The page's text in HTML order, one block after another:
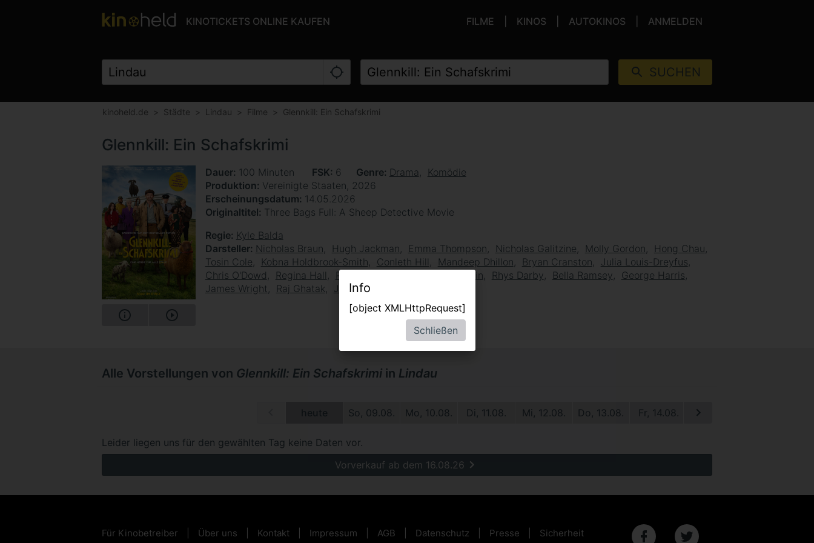
KINOTICKETS ONLINE KAUFEN FILME KINOS AUTOKINOS ANMELDEN
SUCHEN
kinoheld.de Städte Lindau Filme Glennkill: Ein Schafskrimi
Glennkill: Ein Schafskrimi
Dauer 100 Minuten FSK 6 Genre Drama
Komödie
Produktion Vereinigte Staaten, 2026
Erscheinungsdatum 14.05.2026
Originaltitel Three Bags Full: A Sheep Detective Movie
Regie Kyle Balda
Darsteller Nicholas Braun Hugh Jackman Emma Thompson Nicholas Galitzine Molly Gordon
Hong Chau
Tosin Cole
Kobna Holdbrook-Smith Conleth Hill Mandeep Dhillon Bryan Cranston
Julia Louis-Dreyfus
Chris O'Dowd
Regina Hall Patrick Stewart Brett Goldstein Rhys Darby Bella Ramsey
George Harris
James Wright
Raj Ghatak Joshua Hill
Alle Vorstellungen von Glennkill: Ein Schafskrimi in Lindau
So, 09.08. Mo, 10.08. Di, 11.08. Mi, 12.08. Do, 13.08. Fr, 14.08. Sa, 15.08.
Leider liegen uns für den gewählten Tag keine Daten vor.
Vorverkauf ab dem 16.08.26
Für Kinobetreiber Über uns Kontakt Impressum AGB Datenschutz Presse Sicherheit
Info
[object XMLHttpRequest]
Schließen